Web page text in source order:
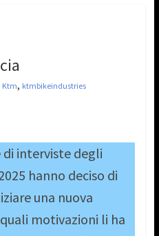
Ktm, ktmbikeindustries
di interviste degli
hanno deciso di
una nuova
motivazioni li ha